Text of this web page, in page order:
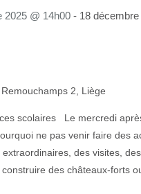
2025 @ 14h00- 18
2, Liège
scolaires Le mercredi
ne pas venir faire des
des visites,
construire des châteaux-forts